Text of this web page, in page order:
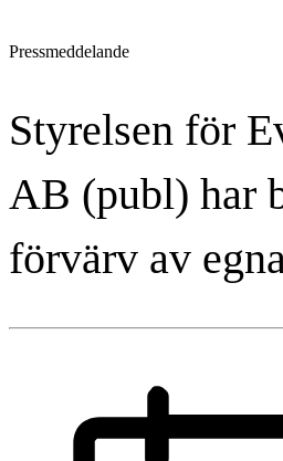
Pressmeddelande
Styrelsen för
AB (publ) har
förvärv av